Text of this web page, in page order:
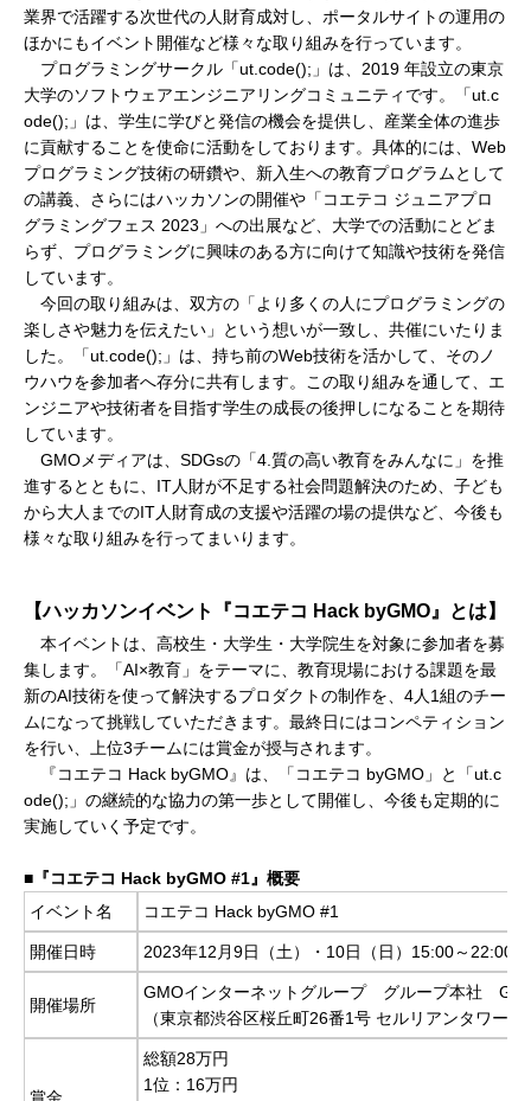
業界で活躍する次世代の人財育成対し、ポータルサイトの運用の
ほかにもイベント開催など様々な取り組みを行っています。
プログラミングサークル「ut.code();」は、2019 年設立の東京
大学のソフトウェアエンジニアリングコミュニティです。「ut.c
ode();」は、学生に学びと発信の機会を提供し、産業全体の進歩
に貢献することを使命に活動をしております。具体的には、Web
プログラミング技術の研鑽や、新入生への教育プログラムとして
の講義、さらにはハッカソンの開催や「コエテコ ジュニアプロ
グラミングフェス 2023」への出展など、大学での活動にとどま
らず、プログラミングに興味のある方に向けて知識や技術を発信
しています。
今回の取り組みは、双方の「より多くの人にプログラミングの
楽しさや魅力を伝えたい」という想いが一致し、共催にいたりま
した。「ut.code();」は、持ち前のWeb技術を活かして、そのノ
ウハウを参加者へ存分に共有します。この取り組みを通して、エ
ンジニアや技術者を目指す学生の成長の後押しになることを期待
しています。
GMOメディアは、SDGsの「4.質の高い教育をみんなに」を推
進するとともに、IT人財が不足する社会問題解決のため、子ども
から大人までのIT人財育成の支援や活躍の場の提供など、今後も
様々な取り組みを行ってまいります。
【ハッカソンイベント『コエテコ Hack byGMO』とは】
本イベントは、高校生・大学生・大学院生を対象に参加者を募
集します。「AI×教育」をテーマに、教育現場における課題を最
新のAI技術を使って解決するプロダクトの制作を、4人1組のチー
ムになって挑戦していただきます。最終日にはコンペティション
を行い、上位3チームには賞金が授与されます。
『コエテコ Hack byGMO』は、「コエテコ byGMO」と「ut.c
ode();」の継続的な協力の第一歩として開催し、今後も定期的に
実施していく予定です。
■『コエテコ Hack byGMO #1』概要
イベント名
コエテコ Hack byGMO #1
開催日時 2023年12月9日（土）・10日（日）15:00～22:00
開催場所
GMOインターネットグループ グループ本社
（東京都渋谷区桜丘町26番1号 セルリアンタワー
総額28万円
1位：16万円